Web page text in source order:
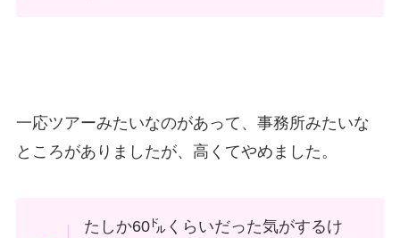
一応ツアーみたいなのがあって、事務所みたいな
ところがありましたが、高くてやめました。
たしか60㌦くらいだった気がするけ